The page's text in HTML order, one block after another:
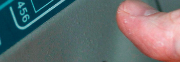
Forumunun Təşkilat Komitəsi yaradılıb